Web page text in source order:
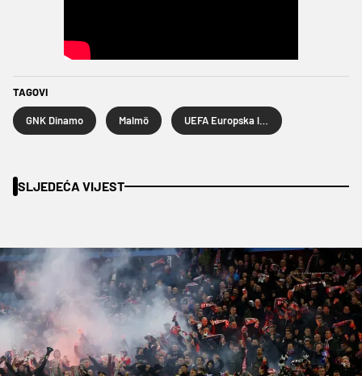
TAGOVI
GNK Dinamo Malmö
SLJEDEĆA VIJEST